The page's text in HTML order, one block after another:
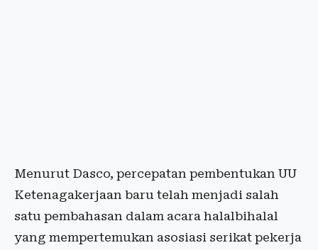
Menurut Dasco, percepatan pembentukan UU
Ketenagakerjaan baru telah menjadi salah
satu pembahasan dalam acara halalbihalal
yang mempertemukan asosiasi serikat pekerja